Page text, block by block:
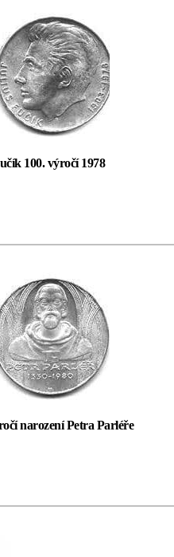
100. výročí 1978
narození Petra Parléře